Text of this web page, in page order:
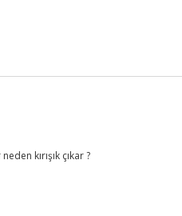
kırışık çıkar ?